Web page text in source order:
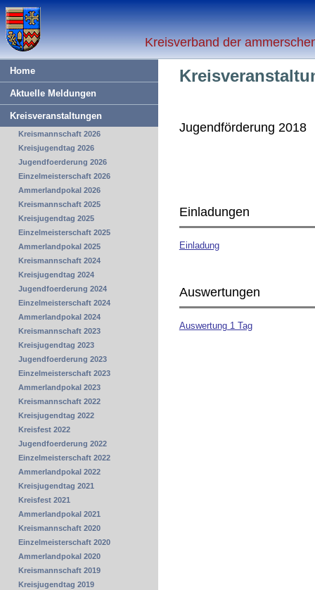
Kreisverband der
Jugendförderung 2018
Einladungen
Einladung
Auswertungen
Auswertung 1 Tag
Home
Aktuelle Meldungen
Kreisveranstaltungen
Kreismannschaft 2026
Kreisjugendtag 2026
Jugendfoerderung 2026
Einzelmeisterschaft 2026
Ammerlandpokal 2026
Kreismannschaft 2025
Kreisjugendtag 2025
Einzelmeisterschaft 2025
Ammerlandpokal 2025
Kreismannschaft 2024
Kreisjugendtag 2024
Jugendfoerderung 2024
Einzelmeisterschaft 2024
Ammerlandpokal 2024
Kreismannschaft 2023
Kreisjugendtag 2023
Jugendfoerderung 2023
Einzelmeisterschaft 2023
Ammerlandpokal 2023
Kreismannschaft 2022
Kreisjugendtag 2022
Kreisfest 2022
Jugendfoerderung 2022
Einzelmeisterschaft 2022
Ammerlandpokal 2022
Kreisjugendtag 2021
Kreisfest 2021
Ammerlandpokal 2021
Kreismannschaft 2020
Einzelmeisterschaft 2020
Ammerlandpokal 2020
Kreismannschaft 2019
Kreisjugendtag 2019